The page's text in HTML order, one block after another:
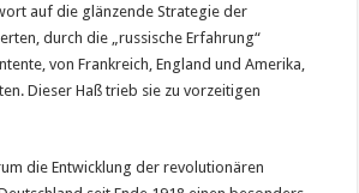
auf die glänzende Strategie der
durch die „russische Erfahrung“
von Frankreich, England und Amerika,
Dieser Haß trieb sie zu vorzeitigen
die Entwicklung der revolutionären